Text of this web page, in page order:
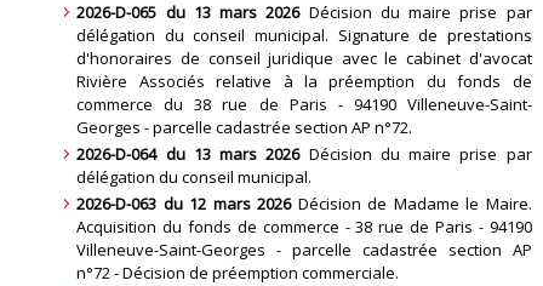
2026-D-065 du 13 mars 2026Décision du maire prise par
délégation du conseil municipal. Signature de prestations
d'honoraires de conseil juridique avec le cabinet d'avocat
Rivière Associés relative à la préemption du fonds de
commerce du 38 rue de Paris - 94190 Villeneuve-Saint-
Georges - parcelle cadastrée section AP n°72.
2026-D-064 du 13 mars 2026Décision du maire prise par
délégation du conseil municipal.
2026-D-063 du 12 mars 2026Décision de Madame le Maire.
Acquisition du fonds de commerce - 38 rue de Paris - 94190
Villeneuve-Saint-Georges - parcelle cadastrée section AP
n°72 - Décision de préemption commerciale.